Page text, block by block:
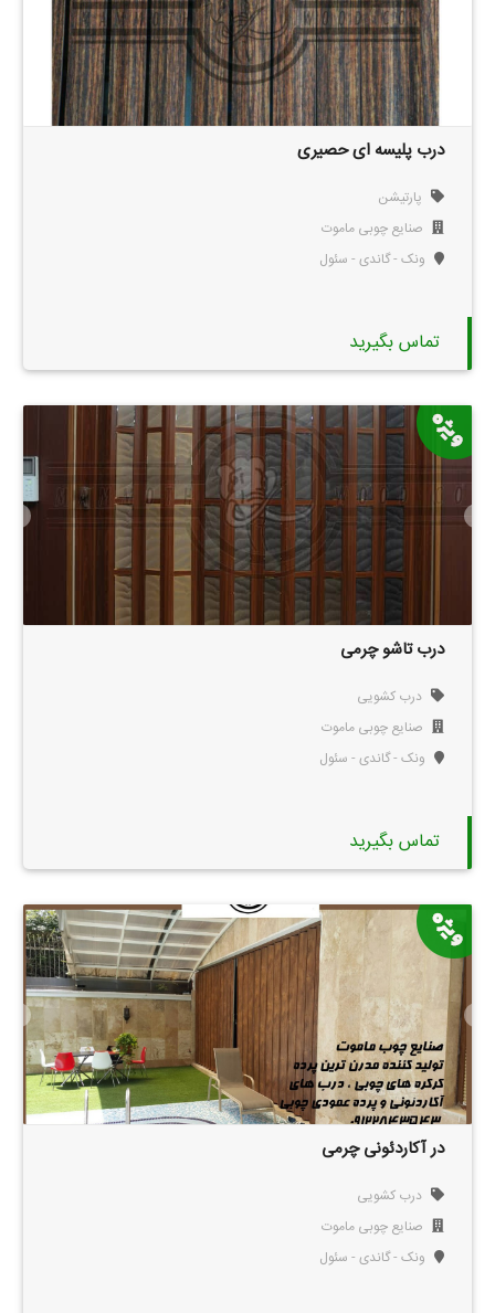
درب پلیسه ای حصیری
پارتیشن
صنایع چوبی ماموت
ونک - گاندی - سئول
تماس بگیرید
درب تاشو چرمی
درب کشویی
صنایع چوبی ماموت
ونک - گاندی - سئول
تماس بگیرید
در آکاردئونی چرمی
درب کشویی
صنایع چوبی ماموت
ونک - گاندی - سئول